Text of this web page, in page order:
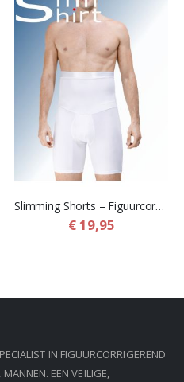
Slimming Shorts – Figuurcorrigerende Boxershort met Buik Tailleband voor Heren
€ 19,95
IN FIGUURCORRIGEREND
EEN VEILIGE,